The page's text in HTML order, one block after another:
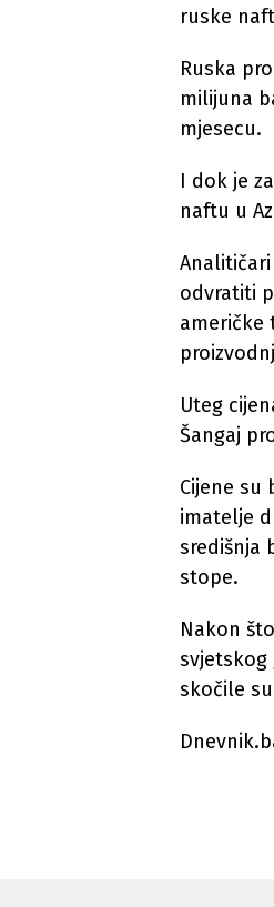
ruske
Ruska
milijuna
mjesecu.
I dok je
naftu u
Analitičari
odvratiti
američke
Uteg
Šangaj
Cijene
imatelje
središnja
stope.
Nakon
svjetskog
skočile